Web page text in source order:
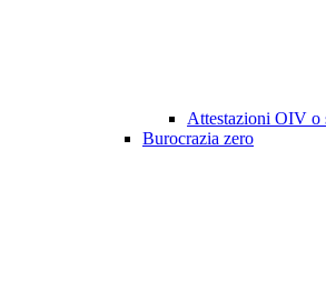
Attestazioni OIV o
Burocrazia zero